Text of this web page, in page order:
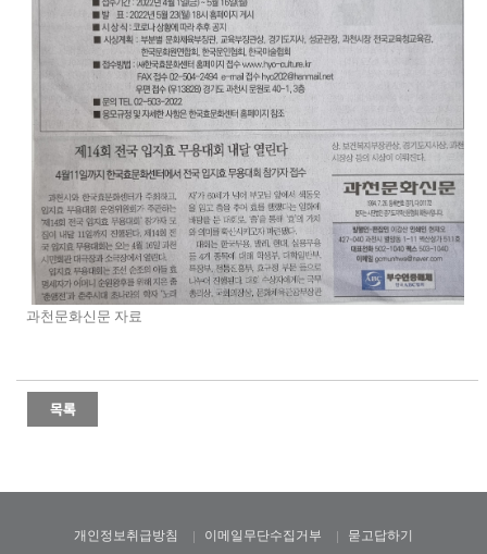
과천문화신문 자료
개인정보취급방침 이메일무단수집거부 묻고답하기